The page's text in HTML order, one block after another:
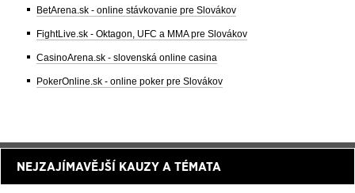
BetArena.sk - online stávkovanie pre Slovákov
FightLive.sk - Oktagon, UFC a MMA pre Slovákov
CasinoArena.sk - slovenská online casina
PokerOnline.sk - online poker pre Slovákov
NEJZAJÍMAVĚJŠÍ KAUZY A TÉMATA